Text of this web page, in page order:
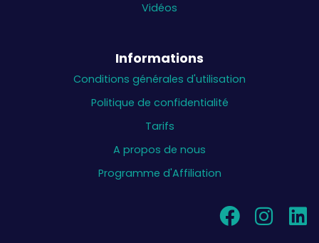
Vidéos
Informations
Conditions générales d'utilisation
Politique de confidentialité
Tarifs
A propos de nous
Programme d'Affiliation